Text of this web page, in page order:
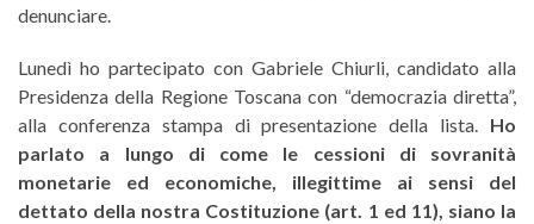
denunciare.
Lunedì ho partecipato con Gabriele Chiurli, candidato alla
Presidenza della Regione Toscana con “democrazia diretta”,
alla conferenza stampa di presentazione della lista. Ho
parlato a lungo di come le cessioni di sovranità
monetarie ed economiche, illegittime ai sensi del
dettato della nostra Costituzione (art. 1 ed 11), siano la